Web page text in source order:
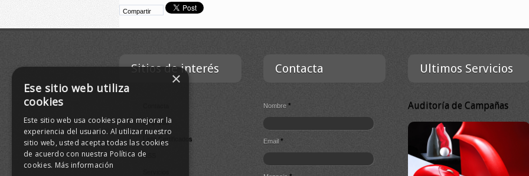
Compartir
Sitios de interés
Empresa
Lista Certificados
RSS
Contacta
Nombre*
Email*
Ultimos Servicios
Auditoría de Campañas
×
Ese sitio web utiliza
cookies
Este sitio web usa cookies para mejorar la
experiencia del usuario. Al utilizar nuestro
sitio web, usted acepta todas las cookies
de acuerdo con nuestra Política de
cookies. Más información